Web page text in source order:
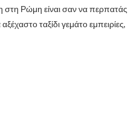
στη Ρώμη είναι σαν να περπατάς
ταξίδι γεμάτο εμπειρίες,